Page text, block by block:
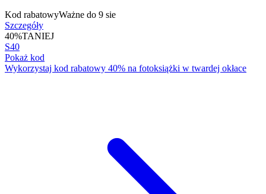
Kod rabatowyWażne do 9 sie
Szczegóły
40%TANIEJ
S40
Pokaż kod
Wykorzystaj kod rabatowy 40% na fotoksiążki w twardej okłace